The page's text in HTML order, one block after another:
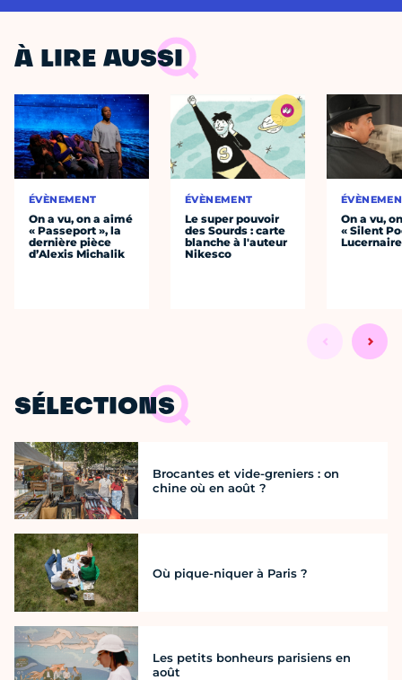
À LIRE AUSSI
ÉVÈNEMENT
On a vu, on a aimé
« Passeport », la
dernière pièce
d’Alexis Michalik
ÉVÈNEMENT
Le super pouvoir
des Sourds : carte
blanche à l'auteur
Nikesco
On a vu,
« Silent
Lucernaire
SÉLECTIONS
Brocantes et vide-greniers : on
chine où en août ?
Où pique-niquer à Paris ?
Les petits bonheurs parisiens en
août